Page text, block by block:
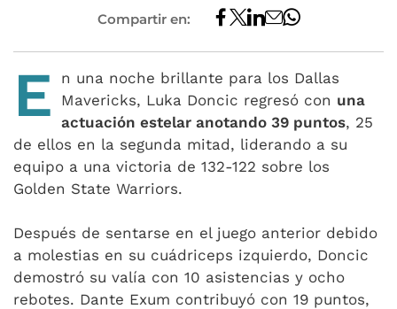
Compartir en:
E
n una noche brillante para los Dallas
Mavericks, Luka Doncic regresó con una
actuación estelar anotando 39 puntos, 25
de ellos en la segunda mitad, liderando a su
equipo a una victoria de 132-122 sobre los
Golden State Warriors.
Después de sentarse en el juego anterior debido
a molestias en su cuádriceps izquierdo, Doncic
demostró su valía con 10 asistencias y ocho
rebotes. Dante Exum contribuyó con 19 puntos,